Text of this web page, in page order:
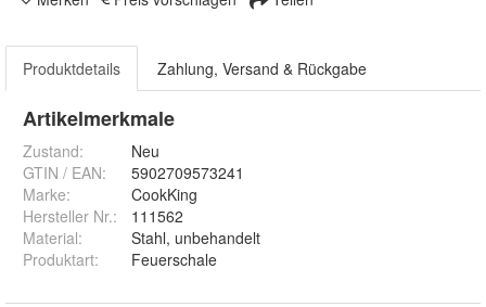
Produktdetails Zahlung, Versand & Rückgabe
Artikelmerkmale
Zustand:
Neu
GTIN / EAN:
5902709573241
Marke:
CookKing
Hersteller Nr.:
111562
Material:
Stahl, unbehandelt
Produktart: Feuerschale